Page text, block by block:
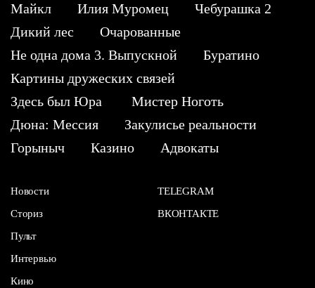
Майкл Илия Муромец
Чебурашка 2
Дикий лес
Очарованные
Не одна дома 3. Выпускной
Буратино
Картины дружеских связей
Здесь был Юра
Мистер Ноготь
Дюна: Мессия
Закулисье реальности
Горыныч
Казино Адвокаты
Новости
Сториз
Пульт
Интервью
Кино
TELEGRAM
ВКОНТАКТЕ